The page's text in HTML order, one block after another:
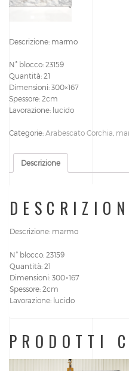
Descrizione: marmo
N° blocco: 23159
Quantità: 21
Dimensioni: 300×167
Spessore: 2cm
Lavorazione: lucido
Categorie: Arabescato Corchia
Descrizione
Descrizione: marmo
N° blocco: 23159
Quantità: 21
Dimensioni: 300×167
Spessore: 2cm
Lavorazione: lucido
PRODOTTI